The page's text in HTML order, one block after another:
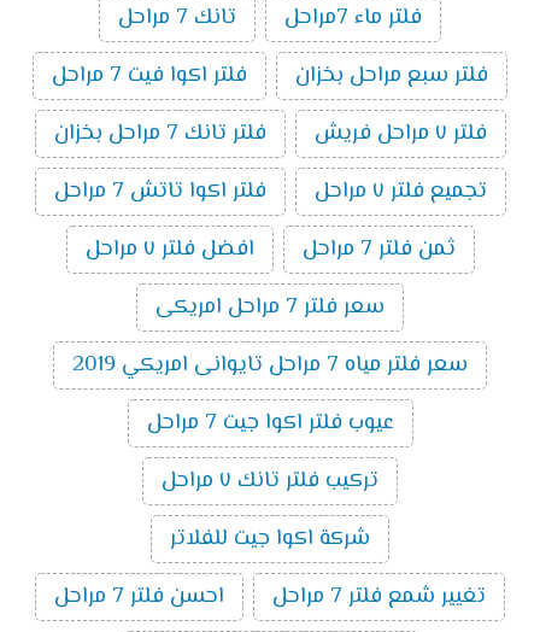
فلتر ماء 7مراحل
تانك 7 مراحل
فلتر سبع مراحل بخزان
فلتر اكوا فيت 7 مراحل
فلتر ٧ مراحل فريش
فلتر تانك 7 مراحل بخزان
تجميع فلتر ٧ مراحل
فلتر اكوا تاتش 7 مراحل
ثمن فلتر 7 مراحل
افضل فلتر ٧ مراحل
سعر فلتر 7 مراحل امريكى
سعر فلتر مياه 7 مراحل تايوانى امريكي 2019
عيوب فلتر اكوا جيت 7 مراحل
تركيب فلتر تانك ٧ مراحل
شركة اكوا جيت للفلاتر
تغيير شمع فلتر 7 مراحل
احسن فلتر 7 مراحل